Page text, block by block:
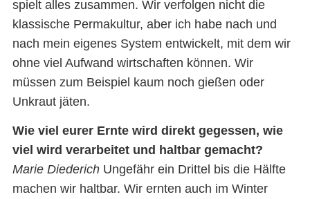
spielt alles zusammen. Wir verfolgen nicht die
klassische Permakultur, aber ich habe nach und
nach mein eigenes System entwickelt, mit dem wir
ohne viel Aufwand wirtschaften können. Wir
müssen zum Beispiel kaum noch gießen oder
Unkraut jäten.
Wie viel eurer Ernte wird direkt gegessen, wie
viel wird verarbeitet und haltbar gemacht?
Marie Diederich Ungefähr ein Drittel bis die Hälfte
machen wir haltbar. Wir ernten auch im Winter